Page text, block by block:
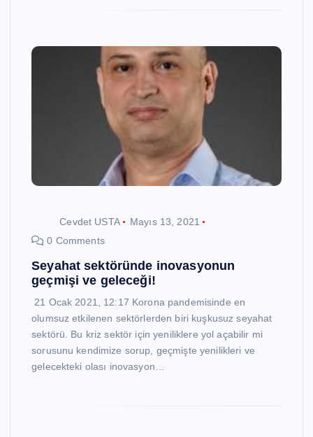
Cevdet USTA
Mayıs 13, 2021
0 Comments
Seyahat sektöründe inovasyonun
geçmişi ve geleceği!
21 Ocak 2021, 12:17 Korona pandemisinde en
olumsuz etkilenen sektörlerden biri kuşkusuz seyahat
sektörü. Bu kriz sektör için yeniliklere yol açabilir mi
sorusunu kendimize sorup, geçmişte yenilikleri ve
gelecekteki olası inovasyon…